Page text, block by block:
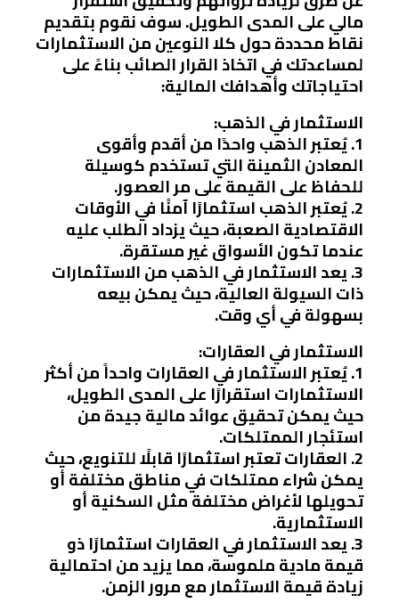
مالي على المدى الطويل. سوف نقوم بتقديم
نقاط محددة حول كلا النوعين من الاستثمارات
لمساعدتك في اتخاذ القرار الصائب بناءً على
احتياجاتك وأهدافك المالية:
الاستثمار في الذهب:
1. يُعتبر الذهب واحدًا من أقدم وأقوى
المعادن الثمينة التي تستخدم كوسيلة
للحفاظ على القيمة على مر العصور.
2. يُعتبر الذهب استثمارًا آمنًا في الأوقات
الاقتصادية الصعبة، حيث يزداد الطلب عليه
عندما تكون الأسواق غير مستقرة.
3. يعد الاستثمار في الذهب من الاستثمارات
ذات السيولة العالية، حيث يمكن بيعه
بسهولة في أي وقت.
الاستثمار في العقارات:
1. يُعتبر الاستثمار في العقارات واحداً من أكثر
الاستثمارات استقرارًا على المدى الطويل،
حيث يمكن تحقيق عوائد مالية جيدة من
استئجار الممتلكات.
2. العقارات تعتبر استثمارًا قابلًا للتنويع، حيث
يمكن شراء ممتلكات في مناطق مختلفة أو
تحويلها لأغراض مختلفة مثل السكنية أو
الاستثمارية.
3. يعد الاستثمار في العقارات استثمارًا ذو
قيمة مادية ملموسة، مما يزيد من احتمالية
زيادة قيمة الاستثمار مع مرور الزمن.